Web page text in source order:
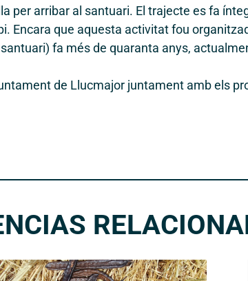
per arribar al santuari. El trajecte es fa
Encara que aquesta activitat fou
fa més de quaranta anys,
de Llucmajor juntament amb els